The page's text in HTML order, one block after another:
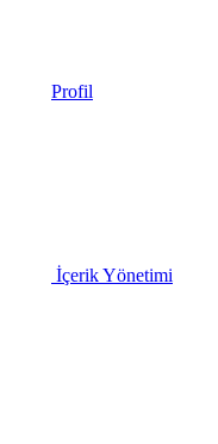
Profil
İçerik Yönetimi